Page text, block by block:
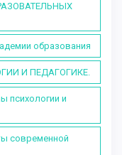
образования
И ПЕДАГОГИКЕ.
психологии и
современной